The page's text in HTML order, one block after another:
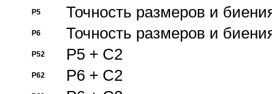
P5 Точность размеров и
P6 Точность размеров и
P52 P5 + C2
P62 P6 + C2